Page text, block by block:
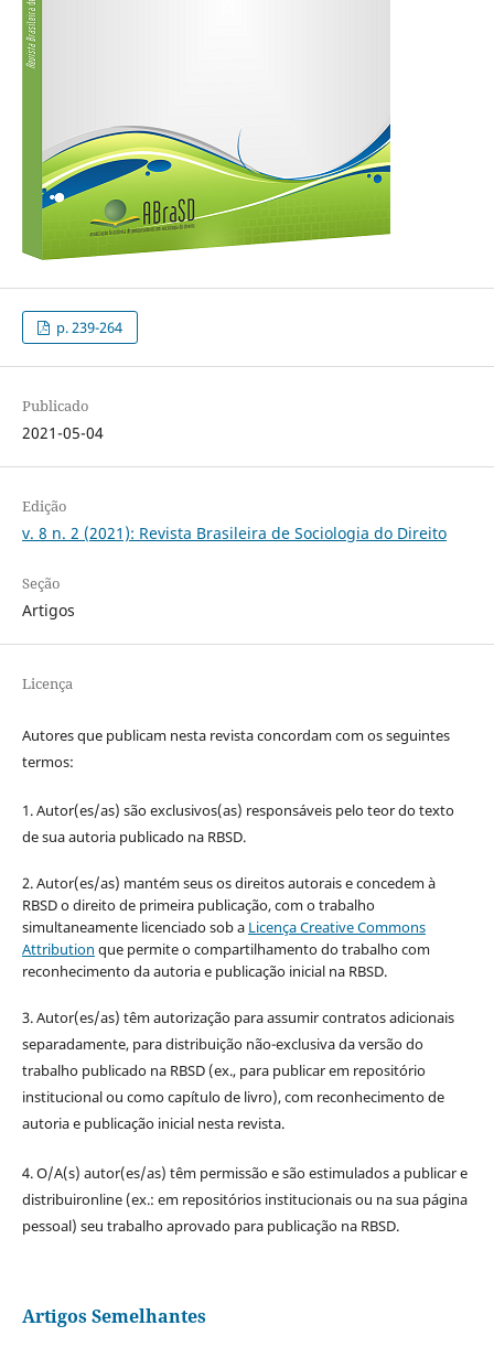
p. 239-264
Publicado
2021-05-04
Edição
v. 8 n. 2 (2021): Revista Brasileira de Sociologia do Direito
Seção
Artigos
Licença
Autores que publicam nesta revista concordam com os seguintes
termos:
1. Autor(es/as) são exclusivos(as) responsáveis pelo teor do texto
de sua autoria publicado na RBSD.
2. Autor(es/as) mantém seus os direitos autorais e concedem à
RBSD o direito de primeira publicação, com o trabalho
simultaneamente licenciado sob a Licença Creative Commons
Attribution que permite o compartilhamento do trabalho com
reconhecimento da autoria e publicação inicial na RBSD.
3. Autor(es/as) têm autorização para assumir contratos adicionais
separadamente, para distribuição não-exclusiva da versão do
trabalho publicado na RBSD (ex., para publicar em repositório
institucional ou como capítulo de livro), com reconhecimento de
autoria e publicação inicial nesta revista.
4. O/A(s) autor(es/as) têm permissão e são estimulados a publicar e
distribuironline (ex.: em repositórios institucionais ou na sua página
pessoal) seu trabalho aprovado para publicação na RBSD.
Artigos Semelhantes